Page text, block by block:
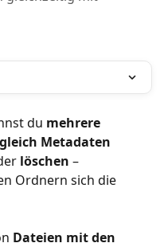
du mehrere
Metadaten
löschen –
Ordnern sich die
Dateien mit den